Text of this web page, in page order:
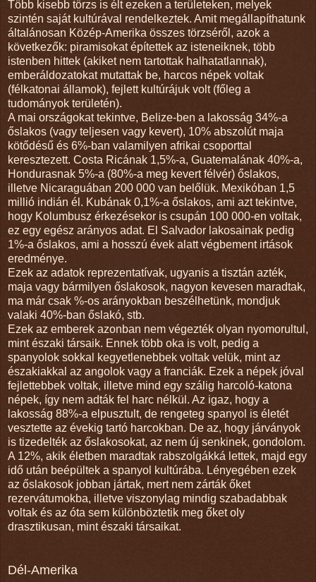
Több kisebb törzs is élt ezeken a területeken, melyek
szintén saját kultúrával rendelkeztek. Amit megállapíthatunk
általánosan Közép-Amerika összes törzséről, azok a
következők: piramisokat építettek az isteneiknek, több
istenben hittek (akiket nem tartottak halhatatlannak),
emberáldozatokat mutattak be, harcos népek voltak
(félkatonai államok), fejlett kultúrájuk volt (főleg a
tudományok területén).
A mai országokat tekintve, Belize-ben a lakosság 34%-a
őslakos (vagy teljesen vagy kevert), 10% abszolút maja
kötődésű és 6%-ban valamilyen afrikai csoporttal
keresztezett. Costa Ricának 1,5%-a, Guatemalának 40%-a,
Hondurasnak 5%-a (80%-a meg kevert félvér) őslakos,
illetve Nicaraguában 200 000 van belőlük. Mexikóban 1,5
millió indián él. Kubának 0,1%-a őslakos, ami azt tekintve,
hogy Kolumbusz érkezésekor is csupán 100 000-en voltak,
ez egy egész arányos adat. El Salvador lakosainak pedig
1%-a őslakos, ami a hosszú évek alatt végbement irtások
eredménye.
Ezek az adatok reprezentatívak, ugyanis a tisztán azték,
maja vagy bármilyen őslakosok, nagyon kevesen maradtak,
ma már csak %-os arányokban beszélhetünk, mondjuk
valaki 40%-ban őslakó, stb.
Ezek az emberek azonban nem végezték olyan nyomorultul,
mint északi társaik. Ennek több oka is volt, pedig a
spanyolok sokkal kegyetlenebbek voltak velük, mint az
északiakkal az angolok vagy a franciák. Ezek a népek jóval
fejlettebbek voltak, illetve mind egy szálig harcoló-katona
népek, így nem adták fel harc nélkül. Az igaz, hogy a
lakosság 88%-a elpusztult, de rengeteg spanyol is életét
vesztette az évekig tartó harcokban. De az, hogy járványok
is tizedelték az őslakosokat, az nem új senkinek, gondolom.
A 12%, akik életben maradtak rabszolgákká lettek, majd egy
idő után beépültek a spanyol kultúrába. Lényegében ezek
az őslakosok jobban jártak, mert nem zárták őket
rezervátumokba, illetve viszonylag mindig szabadabbak
voltak és az óta sem különböztetik meg őket oly
drasztikusan, mint északi társaikat.
Dél-Amerika